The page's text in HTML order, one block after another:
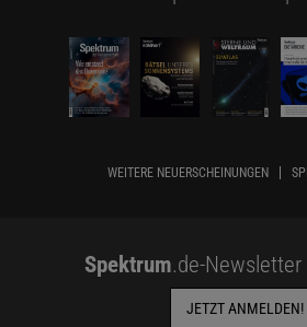
WEITERE NEUERSCHEINUNGEN
Spektrum.de-
JETZT ANMELDEN!